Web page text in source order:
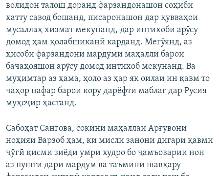
720p 1080p
1080p
волидон талош доранд фарзандонашон соҳиби
хатту савод бошанд, писаронашон дар қувваҳои
мусаллаҳ хизмат мекунанд, дар интихоби арӯсу
домод ҳам қолабшиканӣ карданд. Мегӯянд, аз
ҳисоби фарзандони мардуми маҳаллӣ барои
бачаҳояшон арӯсу домод интихоб мекунанд. Ва
муҳимтар аз ҳама, ҳоло аз ҳар як оилаи ин қавм то
чаҳор нафар барои кору дарёфти маблағ дар Русия
муҳоҷир ҳастанд.
Сабоҳат Сангова, сокини маҳаллаи Арғувони
ноҳияи Варзоб ҳам, ки мисли занони дигари қавми
ҷӯгӣ қисми зиёди умри худро бо ҷамъоварии нон
аз пушти дари мардум ва таъмини шавҳару